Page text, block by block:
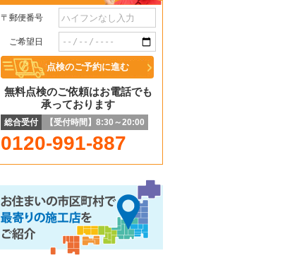
〒郵便番号
ご希望日
無料点検のご依頼はお電話でも
承っております
総合受付 【受付時間】8:30～20:00
0120-991-887